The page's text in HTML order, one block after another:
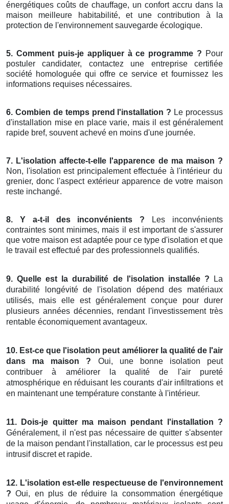
énergétiques coûts de chauffage, un confort accru dans la
maison meilleure habitabilité, et une contribution à la
protection de l'environnement sauvegarde écologique.
5. Comment puis-je appliquer à ce programme ? Pour
postuler candidater, contactez une entreprise certifiée
société homologuée qui offre ce service et fournissez les
informations requises nécessaires.
6. Combien de temps prend l'installation ? Le processus
d'installation mise en place varie, mais il est généralement
rapide bref, souvent achevé en moins d'une journée.
7. L'isolation affecte-t-elle l'apparence de ma maison ?
Non, l'isolation est principalement effectuée à l'intérieur du
grenier, donc l'aspect extérieur apparence de votre maison
reste inchangé.
8. Y a-t-il des inconvénients ? Les inconvénients
contraintes sont minimes, mais il est important de s'assurer
que votre maison est adaptée pour ce type d'isolation et que
le travail est effectué par des professionnels qualifiés.
9. Quelle est la durabilité de l'isolation installée ? La
durabilité longévité de l'isolation dépend des matériaux
utilisés, mais elle est généralement conçue pour durer
plusieurs années décennies, rendant l'investissement très
rentable économiquement avantageux.
10. Est-ce que l'isolation peut améliorer la qualité de l'air
dans ma maison ? Oui, une bonne isolation peut
contribuer à améliorer la qualité de l'air pureté
atmosphérique en réduisant les courants d'air infiltrations et
en maintenant une température constante à l'intérieur.
11. Dois-je quitter ma maison pendant l'installation ?
Généralement, il n'est pas nécessaire de quitter s'absenter
de la maison pendant l'installation, car le processus est peu
intrusif discret et rapide.
12. L'isolation est-elle respectueuse de l'environnement
? Oui, en plus de réduire la consommation énergétique